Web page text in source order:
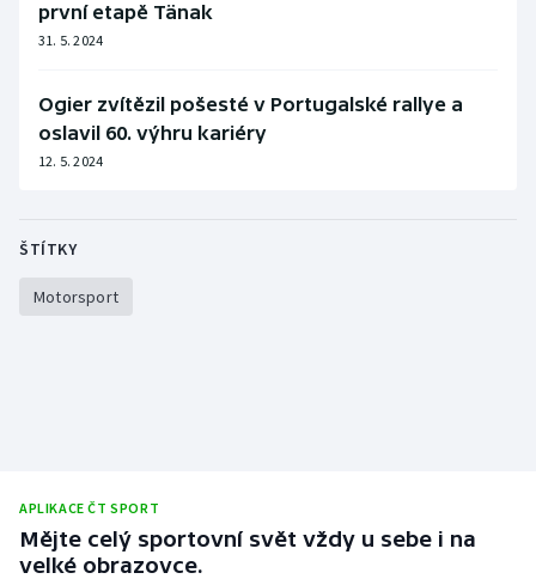
Triatlon
Vodní slalom
Ostatní
první etapě Tänak
31. 5. 2024
Ogier zvítězil pošesté v Portugalské rallye a
oslavil 60. výhru kariéry
12. 5. 2024
ŠTÍTKY
Motorsport
APLIKACE ČT SPORT
Mějte celý sportovní svět vždy u sebe i na
velké obrazovce.